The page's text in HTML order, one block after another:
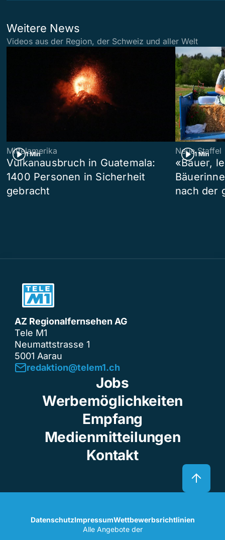
Weitere News
Videos aus der Region, der Schweiz und aller Welt
1 Min
Mittelamerika
Vulkanausbruch in Guatemala:
1400 Personen in Sicherheit
gebracht
1 Min
Neue Staffel
«Bauer,
nach der
AZ Regionalfernsehen AG
Tele M1
Neumattstrasse 1
5001 Aarau
redaktion@telem1.ch
Jobs
Werbemöglichkeiten
Empfang
Medienmitteilungen
Kontakt
DatenschutzImpressumWettbewerbsrichtlinien
Alle Angebote der